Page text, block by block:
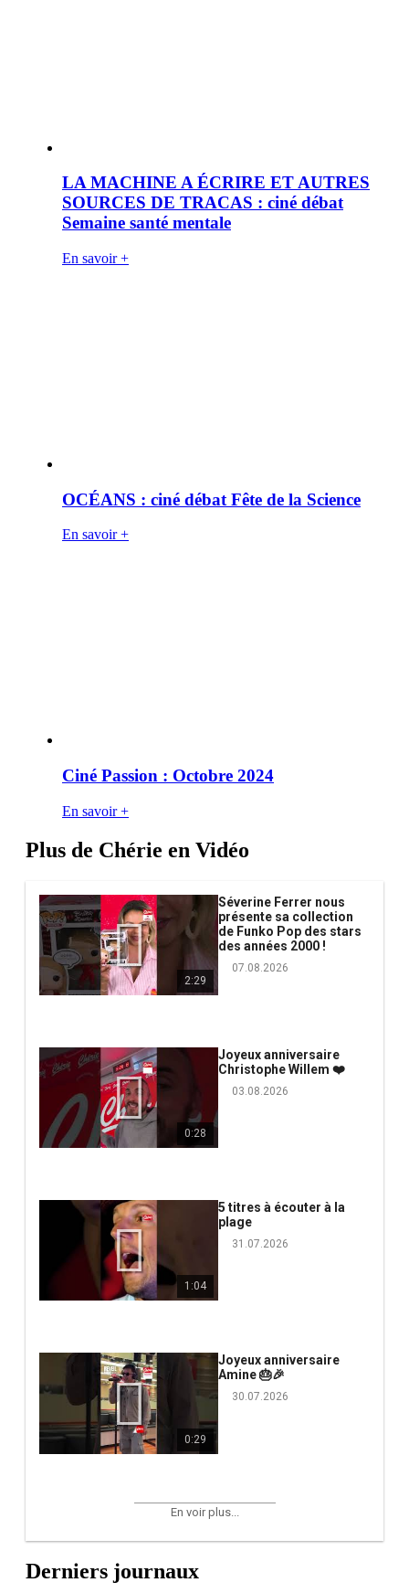
LA MACHINE A ÉCRIRE ET AUTRES
SOURCES DE TRACAS : ciné débat
Semaine santé mentale
En savoir +
OCÉANS : ciné débat Fête de la Science
En savoir +
Ciné Passion : Octobre 2024
En savoir +
Plus de Chérie en Vidéo
2:29
Séverine Ferrer nous
présente sa collection
de Funko Pop des stars
des années 2000 !
07.08.2026
0:28
Joyeux anniversaire
Christophe Willem ❤️
03.08.2026
1:04
5 titres à écouter à la
plage
31.07.2026
0:29
Joyeux anniversaire
Amine 🎂🎉
30.07.2026
En voir plus...
Derniers journaux